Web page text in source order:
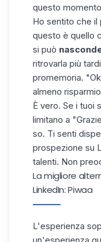
questo
Ho sentito che il
questo è quello
si può
ritrovarla più
promemoria.
almeno
È vero. Se i tuoi
limitano a
so. Ti senti
prospezione su
talenti. Non
La migliore
LinkedIn: Piwaa
L'esperienza